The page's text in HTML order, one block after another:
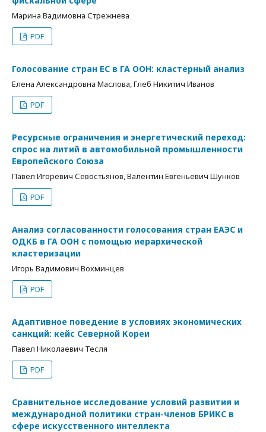
Марина Вадимовна Стрежнева
PDF
Голосование стран ЕС в ГА ООН: кластерный анализ
Елена Александровна Маслова, Глеб Никитич Иванов
PDF
Ресурсные ограничения и энергетический переход:
спрос на литий в автомобильной промышленности
Европейского Союза
Павел Игоревич Севостьянов, Валентин Евгеньевич Шунков
PDF
Анализ согласованности голосования стран ЕАЭС и
ОДКБ в ГА ООН с помощью иерархической
кластеризации
Игорь Вадимович Вохминцев
PDF
Адаптивное поведение в условиях экономических
санкций: кейс Северной Кореи
Павел Николаевич Тесля
PDF
Сравнительное исследование условий развития и
международной политики стран-членов БРИКС в
сфере искусственного интеллекта